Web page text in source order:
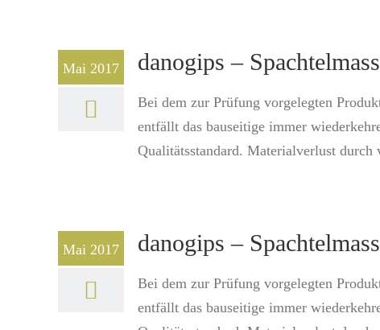
Mai 2017 danogips –
Bei dem zur Prüfung vorgelegten
entfällt das bauseitige immer
Qualitätsstandard. Materialverlust
Mai 2017 danogips –
Bei dem zur Prüfung vorgelegten
entfällt das bauseitige immer